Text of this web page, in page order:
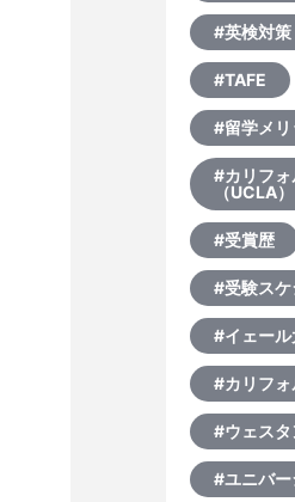
#英検対策
#TAFE
#留学メリ
#カリフ
（UCLA）
#受賞歴
#受験ス
#イェール
#カリフ
#ウェス
#ユニバー